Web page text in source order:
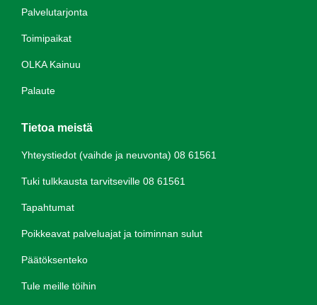
Palvelutarjonta
Toimipaikat
OLKA Kainuu
Palaute
Tietoa meistä
Yhteystiedot (vaihde ja neuvonta) 08 61561
Tuki tulkkausta tarvitseville 08 61561
Tapahtumat
Poikkeavat palveluajat ja toiminnan sulut
Päätöksenteko
Tule meille töihin